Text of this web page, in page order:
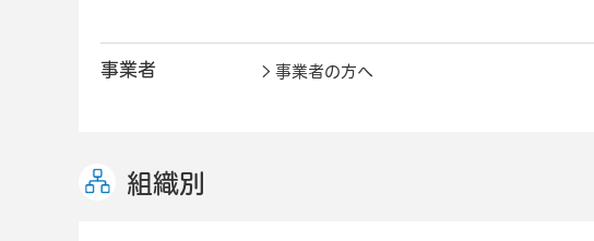
事業者 事業者の方へ
組織別